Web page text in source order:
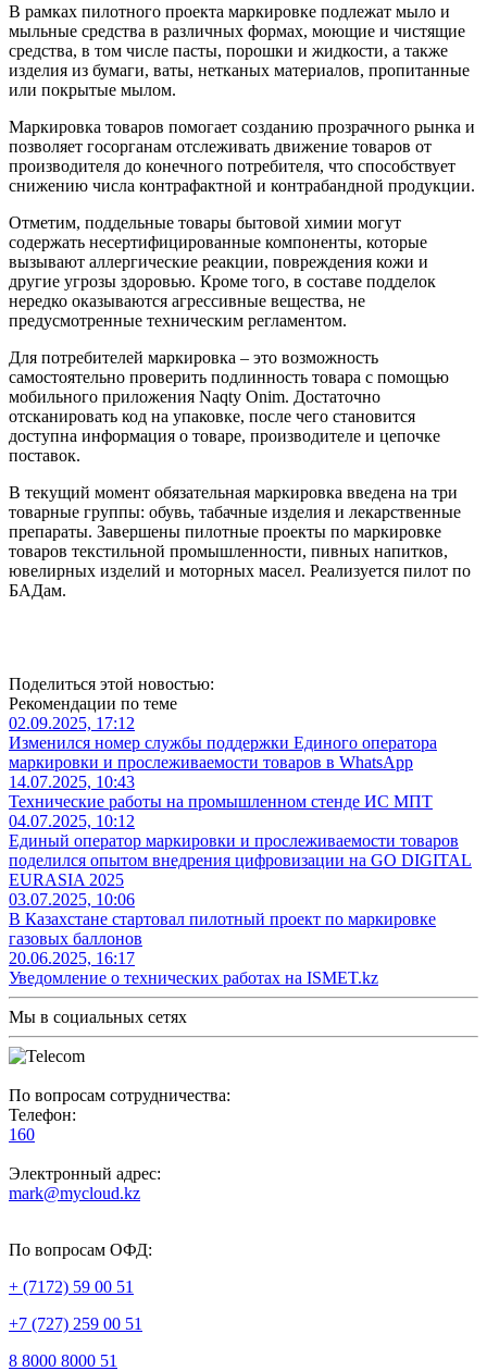
В рамках пилотного проекта маркировке подлежат мыло и
мыльные средства в различных формах, моющие и чистящие
средства, в том числе пасты, порошки и жидкости, а также
изделия из бумаги, ваты, нетканых материалов, пропитанные
или покрытые мылом.
Маркировка товаров помогает созданию прозрачного рынка и
позволяет госорганам отслеживать движение товаров от
производителя до конечного потребителя, что способствует
снижению числа контрафактной и контрабандной продукции.
Отметим, поддельные товары бытовой химии могут
содержать несертифицированные компоненты, которые
вызывают аллергические реакции, повреждения кожи и
другие угрозы здоровью. Кроме того, в составе подделок
нередко оказываются агрессивные вещества, не
предусмотренные техническим регламентом.
Для потребителей маркировка – это возможность
самостоятельно проверить подлинность товара с помощью
мобильного приложения Naqty Onim. Достаточно
отсканировать код на упаковке, после чего становится
доступна информация о товаре, производителе и цепочке
поставок.
В текущий момент обязательная маркировка введена на три
товарные группы: обувь, табачные изделия и лекарственные
препараты. Завершены пилотные проекты по маркировке
товаров текстильной промышленности, пивных напитков,
ювелирных изделий и моторных масел. Реализуется пилот по
БАДам.
Поделиться этой новостью:
Рекомендации по теме
02.09.2025, 17:12
Изменился номер службы поддержки Единого оператора
маркировки и прослеживаемости товаров в WhatsApp
14.07.2025, 10:43
Технические работы на промышленном стенде ИС МПТ
04.07.2025, 10:12
Единый оператор маркировки и прослеживаемости товаров
поделился опытом внедрения цифровизации на GO DIGITAL
EURASIA 2025
03.07.2025, 10:06
В Казахстане стартовал пилотный проект по маркировке
газовых баллонов
20.06.2025, 16:17
Уведомление о технических работах на ISMET.kz
Мы в социальных сетях
По вопросам сотрудничества:
Телефон:
160
Электронный адрес:
mark@mycloud.kz
По вопросам ОФД:
+ (7172) 59 00 51
+7 (727) 259 00 51
8 8000 8000 51